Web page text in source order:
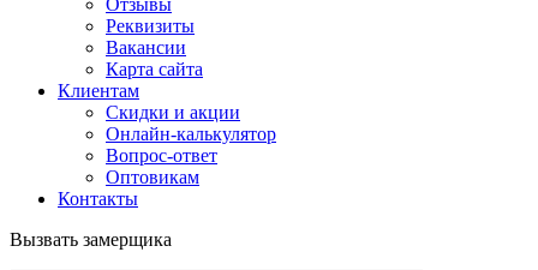
Отзывы
Реквизиты
Вакансии
Карта сайта
Клиентам
Скидки и акции
Онлайн-калькулятор
Вопрос-ответ
Оптовикам
Контакты
Вызвать замерщика